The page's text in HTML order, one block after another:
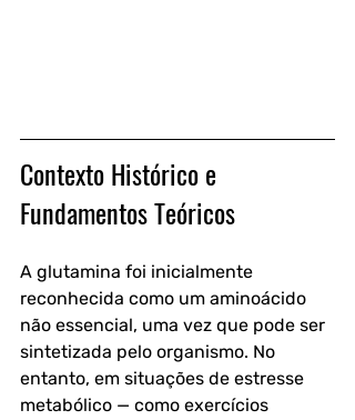
Contexto Histórico e
Fundamentos Teóricos
A glutamina foi inicialmente
reconhecida como um aminoácido
não essencial, uma vez que pode ser
sintetizada pelo organismo. No
entanto, em situações de estresse
metabólico — como exercícios